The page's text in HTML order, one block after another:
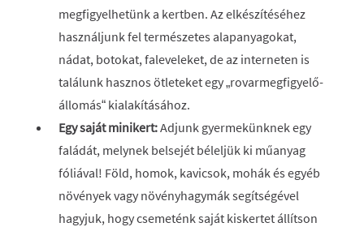
megfigyelhetünk a kertben. Az elkészítéséhez
használjunk fel természetes alapanyagokat,
nádat, botokat, faleveleket, de az interneten is
találunk hasznos ötleteket egy „rovarmegfigyelő-
állomás“ kialakításához.
Egy saját minikert:Adjunk gyermekünknek egy
faládát, melynek belsejét béleljük ki műanyag
fóliával! Föld, homok, kavicsok, mohák és egyéb
növények vagy növényhagymák segítségével
hagyjuk, hogy csemeténk saját kiskertet állítson